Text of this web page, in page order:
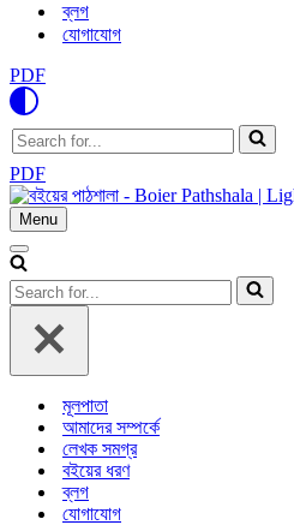
ব্লগ
যোগাযোগ
PDF
Search
for...
PDF
Menu
Navigation
Navigation
Menu
Search
for...
মূলপাতা
আমাদের সম্পর্কে
লেখক সমগ্র
বইয়ের ধরণ
ব্লগ
যোগাযোগ